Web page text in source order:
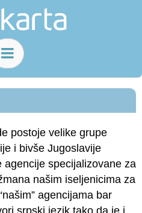
postoje velike grupe
i bivše Jugoslavije
agencije specijalizovane za
našim iseljenicima za
agencijama bar
srpski jezik tako da je i